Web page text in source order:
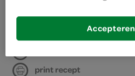
deel op twitter
print recept
Accepteren